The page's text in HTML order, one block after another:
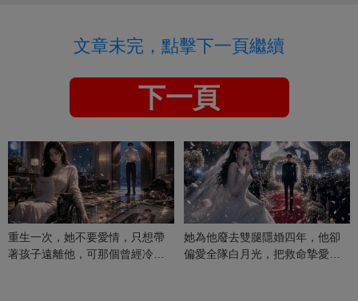
文章未完，點擊下一頁繼續
下一頁
重生一次，她不要愛情，只想帶
著孩子遠離他，可那個曾經冷漠
她為他廢去雙腿隱婚四年，他卻
偏愛全隊白月光，把救命摯愛當